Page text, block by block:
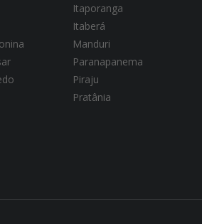
Itaporanga
Itaberá
Manduri
Paranapanema
Piraju
Pratânia